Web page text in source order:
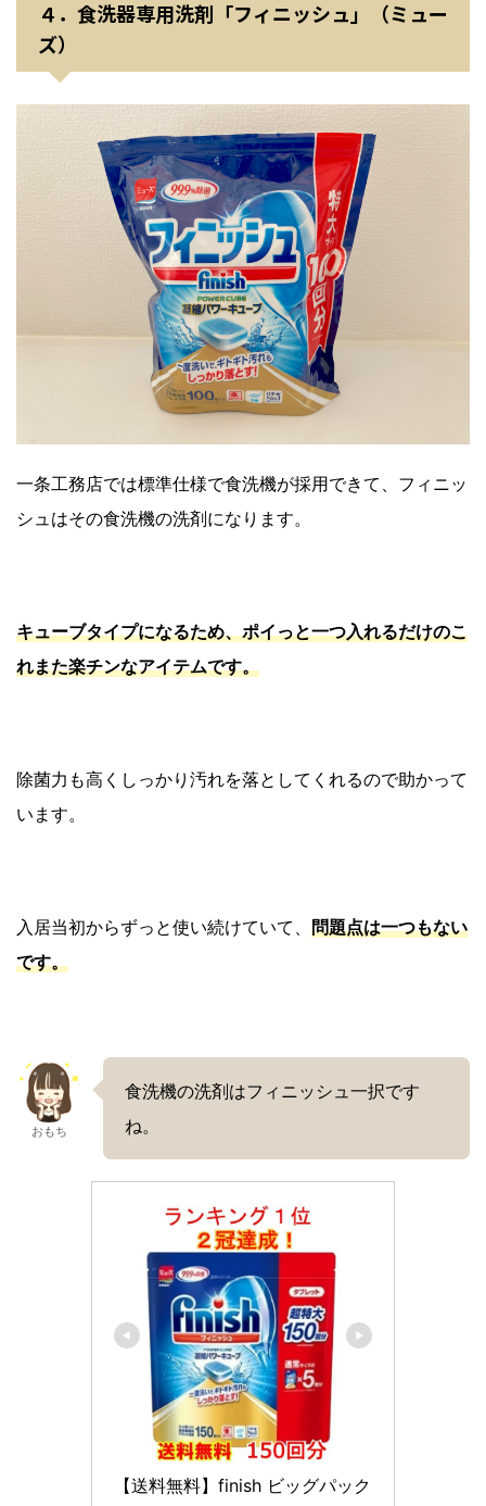
４．食洗器専用洗剤「フィニッシュ」（ミュー
ズ）
一条工務店では標準仕様で食洗機が採用できて、フィニッ
シュはその食洗機の洗剤になります。
キューブタイプになるため、ポイっと一つ入れるだけのこ
れまた楽チンなアイテムです。
除菌力も高くしっかり汚れを落としてくれるので助かって
います。
入居当初からずっと使い続けていて、 問題点は一つもない
です。
おもち
食洗機の洗剤はフィニッシュ一択です
ね。
【送料無料】finish ビッグパック